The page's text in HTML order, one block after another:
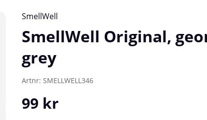
SmellWell
SmellWell Original,
grey
Artnr: SMELLWELL346
99 kr